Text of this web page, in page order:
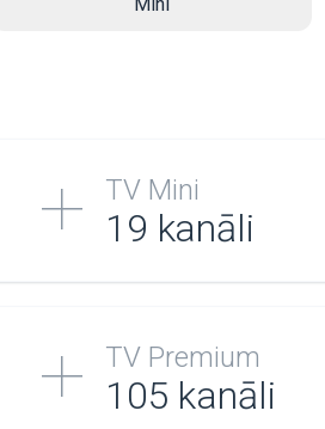
TV Mini
19 kanāli
TV Premium
105 kanāli